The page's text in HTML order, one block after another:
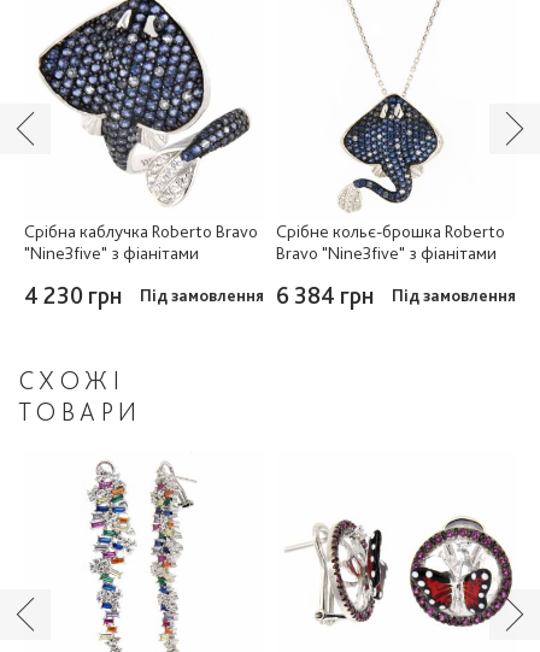
Срібна каблучка Roberto Bravo
"Nine3five" з фіанітами
4 230 грн Під замовлення
Срібне кольє-брошка Roberto
Bravo "Nine3five" з фіанітами
6 384 грн Під замовлення
СХОЖІ
ТОВАРИ